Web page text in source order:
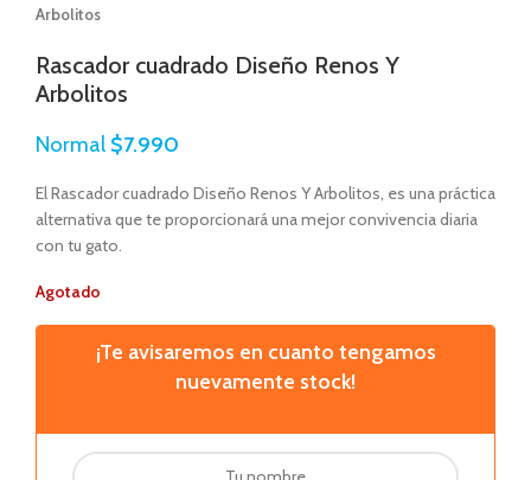
Arbolitos
Rascador cuadrado Diseño Renos Y
Arbolitos
Normal $7.990
El Rascador cuadrado Diseño Renos Y Arbolitos, es una práctica
alternativa que te proporcionará una mejor convivencia diaria
con tu gato.
Agotado
¡Te avisaremos en cuanto tengamos
nuevamente stock!